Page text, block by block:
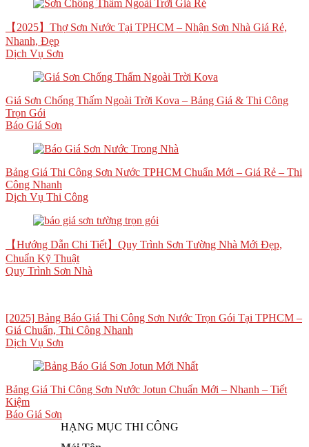
【2025】Thợ Sơn Nước Tại TPHCM – Nhận Sơn Nhà Giá Rẻ,
Nhanh, Đẹp
Dịch Vụ Sơn
Giá Sơn Chống Thấm Ngoài Trời Kova – Bảng Giá & Thi Công
Trọn Gói
Báo Giá Sơn
Bảng Giá Thi Công Sơn Nước TPHCM Chuẩn Mới – Giá Rẻ – Thi
Công Nhanh
Dịch Vụ Thi Công
【Hướng Dẫn Chi Tiết】Quy Trình Sơn Tường Nhà Mới Đẹp,
Chuẩn Kỹ Thuật
Quy Trình Sơn Nhà
[2025] Bảng Báo Giá Thi Công Sơn Nước Trọn Gói Tại TPHCM –
Giá Chuẩn, Thi Công Nhanh
Dịch Vụ Sơn
Bảng Giá Thi Công Sơn Nước Jotun Chuẩn Mới – Nhanh – Tiết
Kiệm
Báo Giá Sơn
HẠNG MỤC THI CÔNG